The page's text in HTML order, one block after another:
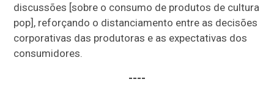
discussões [sobre o consumo de produtos de cultura
pop], reforçando o distanciamento entre as decisões
corporativas das produtoras e as expectativas dos
consumidores.
----